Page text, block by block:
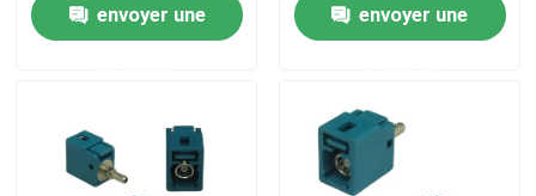
Vidéos
Visite de l'usine
envoyer une
envoyer une